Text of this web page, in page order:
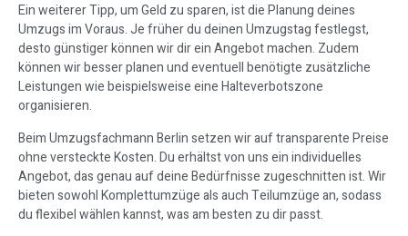
Ein weiterer Tipp, um Geld zu sparen, ist die Planung deines
Umzugs im Voraus. Je früher du deinen Umzugstag festlegst,
desto günstiger können wir dir ein Angebot machen. Zudem
können wir besser planen und eventuell benötigte zusätzliche
Leistungen wie beispielsweise eine Halteverbotszone
organisieren.
Beim Umzugsfachmann Berlin setzen wir auf transparente Preise
ohne versteckte Kosten. Du erhältst von uns ein individuelles
Angebot, das genau auf deine Bedürfnisse zugeschnitten ist. Wir
bieten sowohl Komplettumzüge als auch Teilumzüge an, sodass
du flexibel wählen kannst, was am besten zu dir passt.